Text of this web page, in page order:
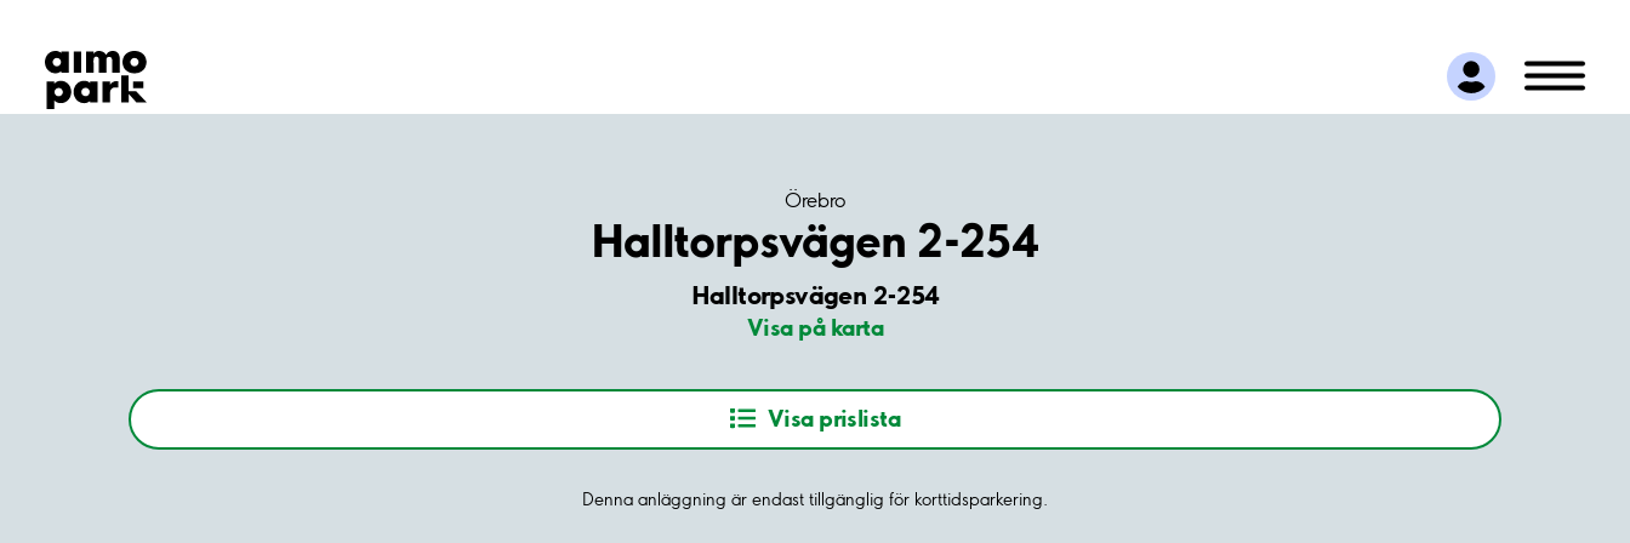
Hitta parkering
Samarbete
Kundservice
Örebro
Halltorpsvägen 2-254
Halltorpsvägen 2-254
Visa på karta
Visa prislista
Denna anläggning är endast tillgänglig för korttidsparkering.